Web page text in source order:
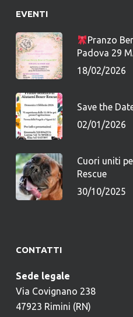
EVENTI
Pranzo
Padova 29
18/02/2026
Save the
02/01/2026
Cuori uniti
Rescue
30/10/2025
CONTATTI
Sede legale
Via Covignano 238
47923 Rimini (RN)